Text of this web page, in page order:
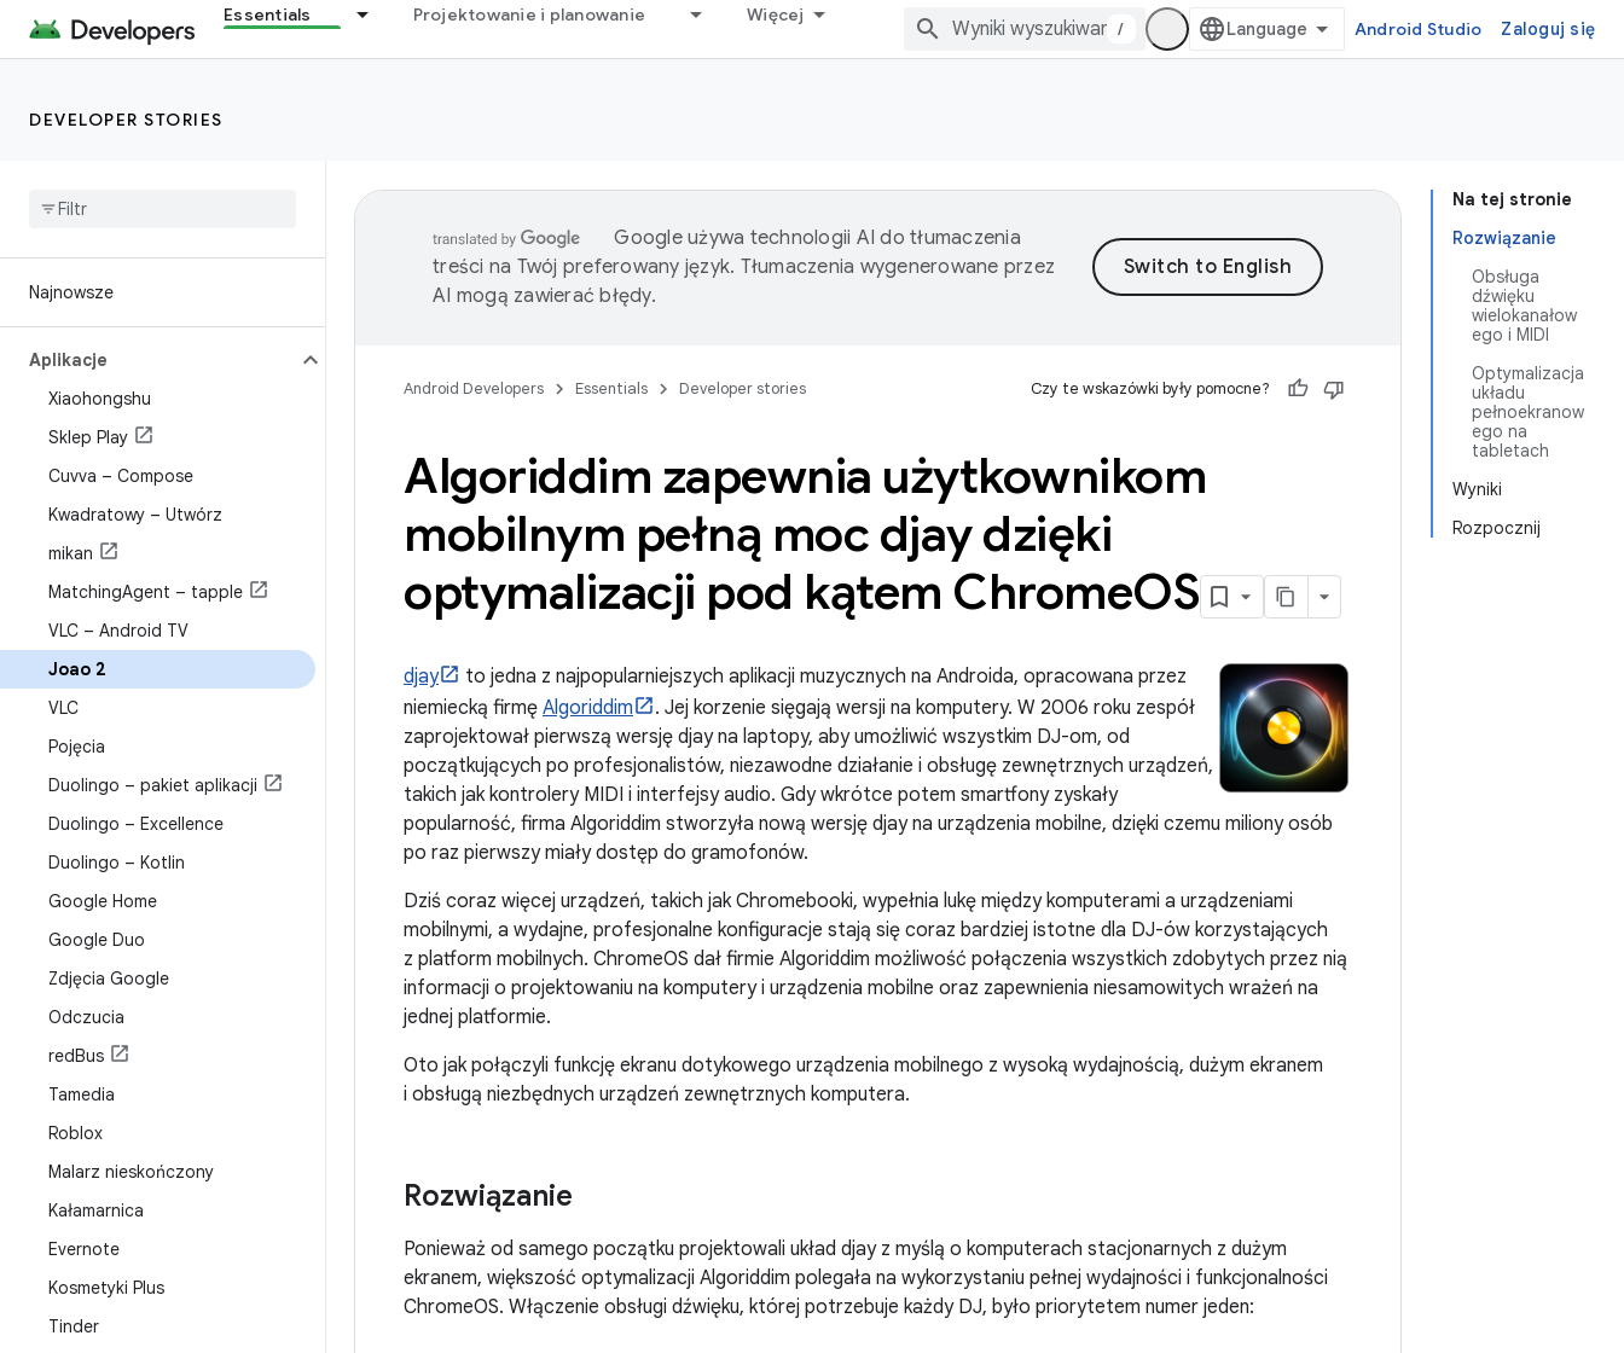
Essentials Projektowanie i planowanie Więcej
/ Android Studio Zaloguj się
DEVELOPER STORIES
Najnowsze
Aplikacje
Xiaohongshu
Sklep Play
Cuvva – Compose
Kwadratowy – Utwórz
mikan
MatchingAgent – tapple
VLC – Android TV
Joao 2
VLC
Pojęcia
Duolingo – pakiet aplikacji
Duolingo – Excellence
Duolingo – Kotlin
Google Home
Google Duo
Zdjęcia Google
Odczucia
redBus
Tamedia
Roblox
Malarz nieskończony
Kałamarnica
Evernote
Kosmetyki Plus
Tinder
Na tej stronie
Rozwiązanie
Obsługa
dźwięku
wielokanałow
ego i MIDI
Optymalizacja
układu
pełnoekranow
ego na
tabletach
Wyniki
Rozpocznij
Google używa technologii AI do tłumaczenia
treści na Twój preferowany język. Tłumaczenia wygenerowane przez
AI mogą zawierać błędy.
Android Developers Essentials Developer stories Czy te wskazówki były pomocne?
Algoriddim zapewnia użytkownikom
mobilnym pełną moc djay dzięki
optymalizacji pod kątem ChromeOS
djay
to jedna z najpopularniejszych aplikacji muzycznych na Androida, opracowana przez
niemiecką firmę Algoriddim
. Jej korzenie sięgają wersji na komputery. W 2006 roku zespół
zaprojektował pierwszą wersję djay na laptopy, aby umożliwić wszystkim DJ-om, od
początkujących po profesjonalistów, niezawodne działanie i obsługę zewnętrznych urządzeń,
takich jak kontrolery MIDI i interfejsy audio. Gdy wkrótce potem smartfony zyskały
popularność, firma Algoriddim stworzyła nową wersję djay na urządzenia mobilne, dzięki czemu miliony osób
po raz pierwszy miały dostęp do gramofonów.
Dziś coraz więcej urządzeń, takich jak Chromebooki, wypełnia lukę między komputerami a urządzeniami
mobilnymi, a wydajne, profesjonalne konfiguracje stają się coraz bardziej istotne dla DJ-ów korzystających
z platform mobilnych. ChromeOS dał firmie Algoriddim możliwość połączenia wszystkich zdobytych przez nią
informacji o projektowaniu na komputery i urządzenia mobilne oraz zapewnienia niesamowitych wrażeń na
jednej platformie.
Oto jak połączyli funkcję ekranu dotykowego urządzenia mobilnego z wysoką wydajnością, dużym ekranem
i obsługą niezbędnych urządzeń zewnętrznych komputera.
Rozwiązanie
Ponieważ od samego początku projektowali układ djay z myślą o komputerach stacjonarnych z dużym
ekranem, większość optymalizacji Algoriddim polegała na wykorzystaniu pełnej wydajności i funkcjonalności
ChromeOS. Włączenie obsługi dźwięku, której potrzebuje każdy DJ, było priorytetem numer jeden: